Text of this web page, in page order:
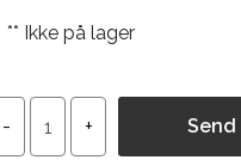
** Ikke på lager